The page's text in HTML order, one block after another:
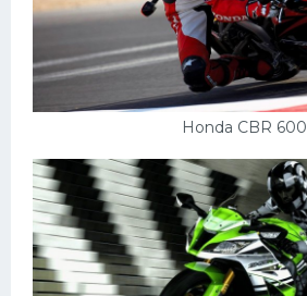
Honda CBR 600